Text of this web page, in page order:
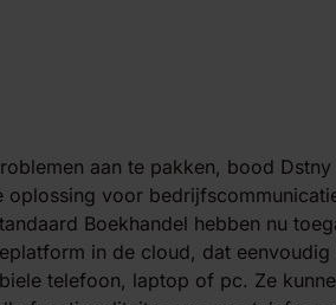
aan te pakken, bood Dstny
oplossing voor
Boekhandel hebben nu
in de cloud, dat eenvoudig
telefoon, laptop of pc. Ze